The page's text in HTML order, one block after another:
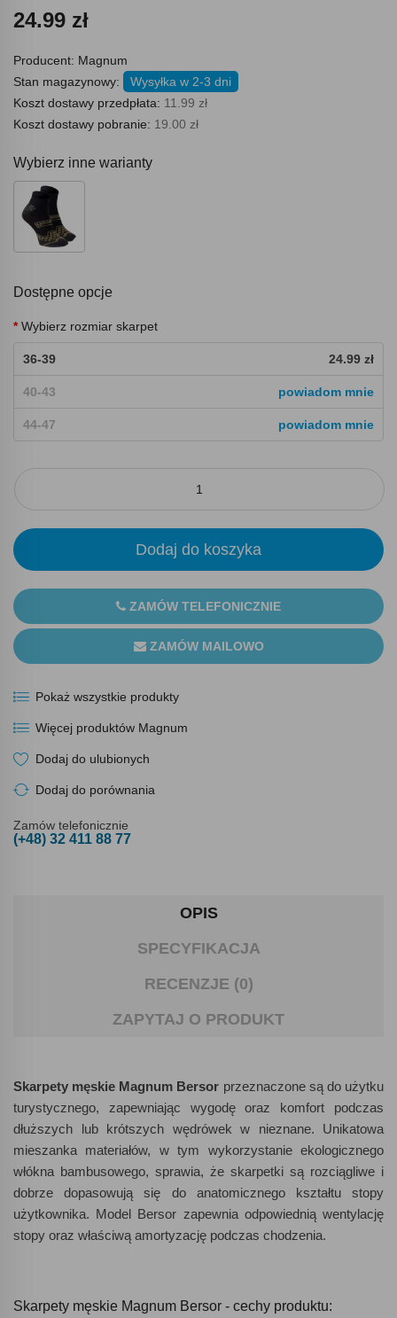
24.99 zł
Producent: Magnum
Stan magazynowy:
Wysyłka w 2-3 dni
Koszt dostawy przedpłata: 11.99 zł
Koszt dostawy pobranie: 19.00 zł
Wybierz inne warianty
Dostępne opcje
Wybierz rozmiar skarpet
36-39 24.99 zł
40-43 powiadom mnie
44-47 powiadom mnie
Dodaj do koszyka
ZAMÓW TELEFONICZNIE
ZAMÓW MAILOWO
Pokaż wszystkie produkty
Więcej produktów Magnum
Dodaj do ulubionych
Dodaj do porównania
Zamów telefonicznie
(+48) 32 411 88 77
OPIS
SPECYFIKACJA
RECENZJE (0)
ZAPYTAJ O PRODUKT
Skarpety męskie Magnum Bersor przeznaczone są do użytku
turystycznego, zapewniając wygodę oraz komfort podczas
dłuższych lub krótszych wędrówek w nieznane. Unikatowa
mieszanka materiałów, w tym wykorzystanie ekologicznego
włókna bambusowego, sprawia, że skarpetki są rozciągliwe i
dobrze dopasowują się do anatomicznego kształtu stopy
użytkownika. Model Bersor zapewnia odpowiednią wentylację
stopy oraz właściwą amortyzację podczas chodzenia.
Skarpety męskie Magnum Bersor - cechy produktu: